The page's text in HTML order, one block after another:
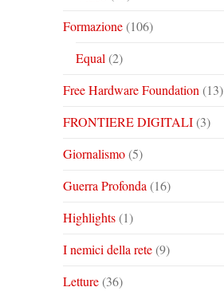
Formazione(106)
Equal (2)
Free Hardware Foundation (13)
FRONTIERE DIGITALI(3)
Giornalismo(5)
Guerra Profonda (16)
Highlights(1)
I nemici della rete(9)
Letture(36)